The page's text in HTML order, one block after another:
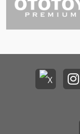
トの
しな